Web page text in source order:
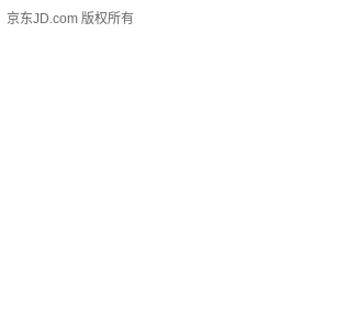
京东JD.com 版权所有